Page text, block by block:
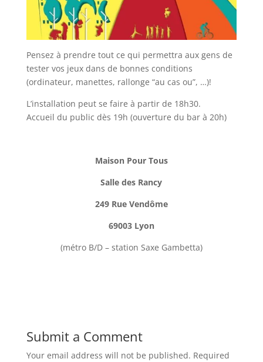
Pensez à prendre tout ce qui permettra aux gens de
tester vos jeux dans de bonnes conditions
(ordinateur, manettes, rallonge “au cas ou”, …)!
L’installation peut se faire à partir de 18h30.
Accueil du public dès 19h (ouverture du bar à 20h)
Maison Pour Tous
Salle des Rancy
249 Rue Vendôme
69003 Lyon
(métro B/D – station Saxe Gambetta)
Submit a Comment
Your email address will not be published. Required